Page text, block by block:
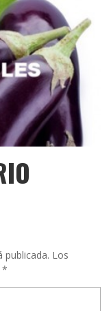
publicada. Los
*